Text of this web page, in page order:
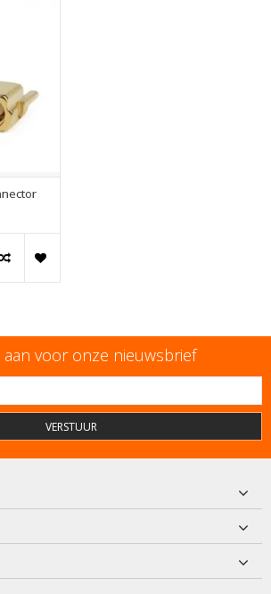
aan voor onze nieuwsbrief
VERSTUUR